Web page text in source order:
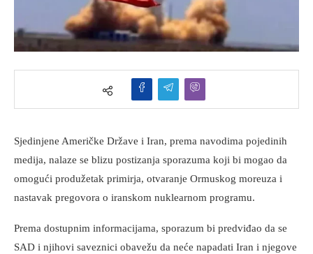
Sjedinjene Američke Države i Iran, prema navodima pojedinih
medija, nalaze se blizu postizanja sporazuma koji bi mogao da
omogući produžetak primirja, otvaranje Ormuskog moreuza i
nastavak pregovora o iranskom nuklearnom programu.
Prema dostupnim informacijama, sporazum bi predviđao da se
SAD i njihovi saveznici obavežu da neće napadati Iran i njegove